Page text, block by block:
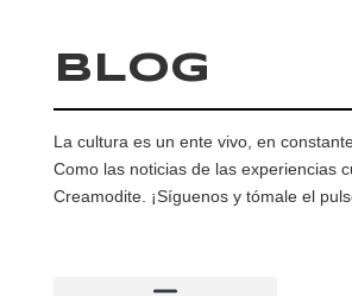
BLOG
La cultura es un ente vivo, en
Como las noticias de las experiencias
Creamodite. ¡Síguenos y tómale el